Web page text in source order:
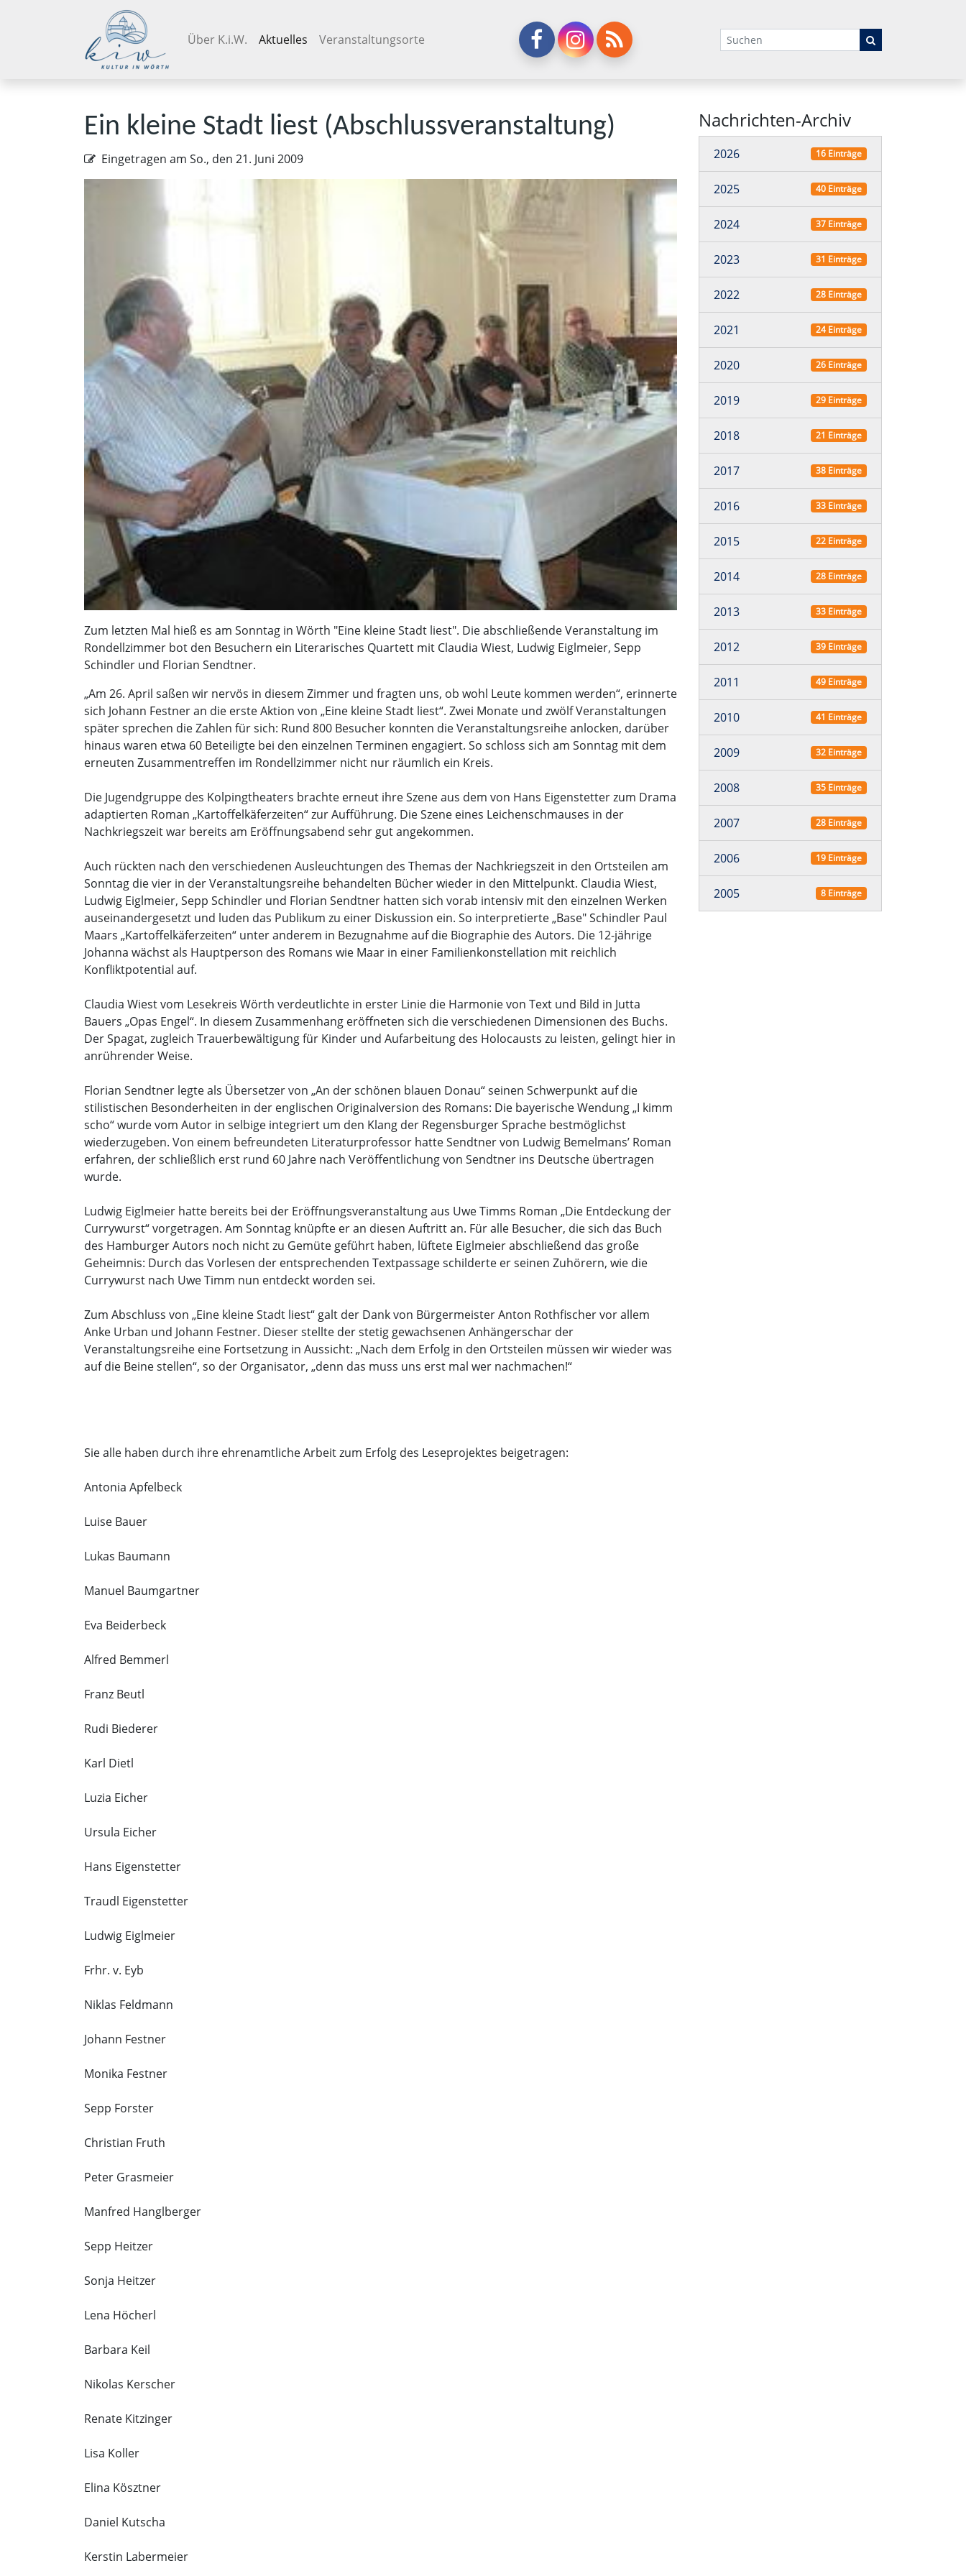
Navigation überspringen
Über K.i.W. Aktuelles Veranstaltungsorte Suchbegriffe
Ein kleine Stadt liest (Abschlussveranstaltung)
Eingetragen am So., den 21. Juni 2009
Zum letzten Mal hieß es am Sonntag in Wörth "Eine kleine Stadt liest". Die abschließende Veranstaltung im
Rondellzimmer bot den Besuchern ein Literarisches Quartett mit Claudia Wiest, Ludwig Eiglmeier, Sepp
Schindler und Florian Sendtner.
„Am 26. April saßen wir nervös in diesem Zimmer und fragten uns, ob wohl Leute kommen werden“, erinnerte
sich Johann Festner an die erste Aktion von „Eine kleine Stadt liest“. Zwei Monate und zwölf Veranstaltungen
später sprechen die Zahlen für sich: Rund 800 Besucher konnten die Veranstaltungsreihe anlocken, darüber
hinaus waren etwa 60 Beteiligte bei den einzelnen Terminen engagiert. So schloss sich am Sonntag mit dem
erneuten Zusammentreffen im Rondellzimmer nicht nur räumlich ein Kreis.
Die Jugendgruppe des Kolpingtheaters brachte erneut ihre Szene aus dem von Hans Eigenstetter zum Drama
adaptierten Roman „Kartoffelkäferzeiten“ zur Aufführung. Die Szene eines Leichenschmauses in der
Nachkriegszeit war bereits am Eröffnungsabend sehr gut angekommen.
Auch rückten nach den verschiedenen Ausleuchtungen des Themas der Nachkriegszeit in den Ortsteilen am
Sonntag die vier in der Veranstaltungsreihe behandelten Bücher wieder in den Mittelpunkt. Claudia Wiest,
Ludwig Eiglmeier, Sepp Schindler und Florian Sendtner hatten sich vorab intensiv mit den einzelnen Werken
auseinandergesetzt und luden das Publikum zu einer Diskussion ein. So interpretierte „Base" Schindler Paul
Maars „Kartoffelkäferzeiten“ unter anderem in Bezugnahme auf die Biographie des Autors. Die 12-jährige
Johanna wächst als Hauptperson des Romans wie Maar in einer Familienkonstellation mit reichlich
Konfliktpotential auf.
Claudia Wiest vom Lesekreis Wörth verdeutlichte in erster Linie die Harmonie von Text und Bild in Jutta
Bauers „Opas Engel“. In diesem Zusammenhang eröffneten sich die verschiedenen Dimensionen des Buchs.
Der Spagat, zugleich Trauerbewältigung für Kinder und Aufarbeitung des Holocausts zu leisten, gelingt hier in
anrührender Weise.
Florian Sendtner legte als Übersetzer von „An der schönen blauen Donau“ seinen Schwerpunkt auf die
stilistischen Besonderheiten in der englischen Originalversion des Romans: Die bayerische Wendung „I kimm
scho“ wurde vom Autor in selbige integriert um den Klang der Regensburger Sprache bestmöglichst
wiederzugeben. Von einem befreundeten Literaturprofessor hatte Sendtner von Ludwig Bemelmans’ Roman
erfahren, der schließlich erst rund 60 Jahre nach Veröffentlichung von Sendtner ins Deutsche übertragen
wurde.
Ludwig Eiglmeier hatte bereits bei der Eröffnungsveranstaltung aus Uwe Timms Roman „Die Entdeckung der
Currywurst“ vorgetragen. Am Sonntag knüpfte er an diesen Auftritt an. Für alle Besucher, die sich das Buch
des Hamburger Autors noch nicht zu Gemüte geführt haben, lüftete Eiglmeier abschließend das große
Geheimnis: Durch das Vorlesen der entsprechenden Textpassage schilderte er seinen Zuhörern, wie die
Currywurst nach Uwe Timm nun entdeckt worden sei.
Zum Abschluss von „Eine kleine Stadt liest“ galt der Dank von Bürgermeister Anton Rothfischer vor allem
Anke Urban und Johann Festner. Dieser stellte der stetig gewachsenen Anhängerschar der
Veranstaltungsreihe eine Fortsetzung in Aussicht: „Nach dem Erfolg in den Ortsteilen müssen wir wieder was
auf die Beine stellen“, so der Organisator, „denn das muss uns erst mal wer nachmachen!“
Sie alle haben durch ihre ehrenamtliche Arbeit zum Erfolg des Leseprojektes beigetragen:
Antonia Apfelbeck
Luise Bauer
Lukas Baumann
Manuel Baumgartner
Eva Beiderbeck
Alfred Bemmerl
Franz Beutl
Rudi Biederer
Karl Dietl
Luzia Eicher
Ursula Eicher
Hans Eigenstetter
Traudl Eigenstetter
Ludwig Eiglmeier
Frhr. v. Eyb
Niklas Feldmann
Johann Festner
Monika Festner
Sepp Forster
Christian Fruth
Peter Grasmeier
Manfred Hanglberger
Sepp Heitzer
Sonja Heitzer
Lena Höcherl
Barbara Keil
Nikolas Kerscher
Renate Kitzinger
Lisa Koller
Elina Kösztner
Daniel Kutscha
Kerstin Labermeier
Nachrichten-Archiv
2026 16 Einträge
2025 40 Einträge
2024 37 Einträge
2023 31 Einträge
2022 28 Einträge
2021 24 Einträge
2020 26 Einträge
2019 29 Einträge
2018 21 Einträge
2017 38 Einträge
2016 33 Einträge
2015 22 Einträge
2014 28 Einträge
2013 33 Einträge
2012 39 Einträge
2011 49 Einträge
2010 41 Einträge
2009 32 Einträge
2008 35 Einträge
2007 28 Einträge
2006 19 Einträge
2005 8 Einträge